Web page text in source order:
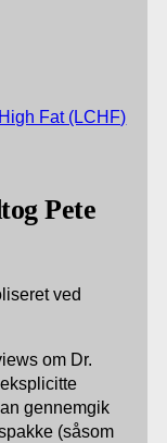
Fat (LCHF)
Pete
om Dr.
gennemgik
(såsom